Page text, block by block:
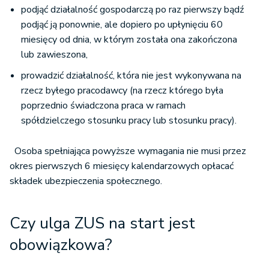
podjąć działalność gospodarczą po raz pierwszy bądź
podjąć ją ponownie, ale dopiero po upłynięciu 60
miesięcy od dnia, w którym została ona zakończona
lub zawieszona,
prowadzić działalność, która nie jest wykonywana na
rzecz byłego pracodawcy (na rzecz którego była
poprzednio świadczona praca w ramach
spółdzielczego stosunku pracy lub stosunku pracy).
Osoba spełniająca powyższe wymagania nie musi przez
okres pierwszych 6 miesięcy kalendarzowych opłacać
składek ubezpieczenia społecznego.
Czy ulga ZUS na start jest
obowiązkowa?